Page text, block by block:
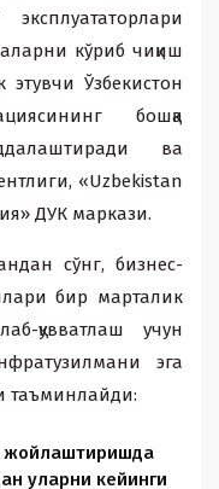
кўриб чиқиш
Ўзбекистон
бошқа
ва
«Uzbekistan
ДУК маркази.
сўнг, бизнес-
бир марталик
қувватлаш учун
эга
таъминлайди:
жойлаштиришда
уларни кейинги